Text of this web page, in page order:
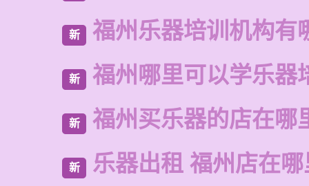
新 福州乐器培训机构有
新 福州哪里可以学乐器
新 福州买乐器的店在哪
新 乐器出租 福州店在